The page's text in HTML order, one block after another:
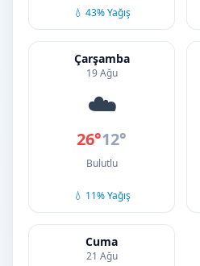
💧 43% Yağış
Çarşamba
19 Ağu
☁️
26°12°
Bulutlu
💧 11% Yağış
Cuma
21 Ağu